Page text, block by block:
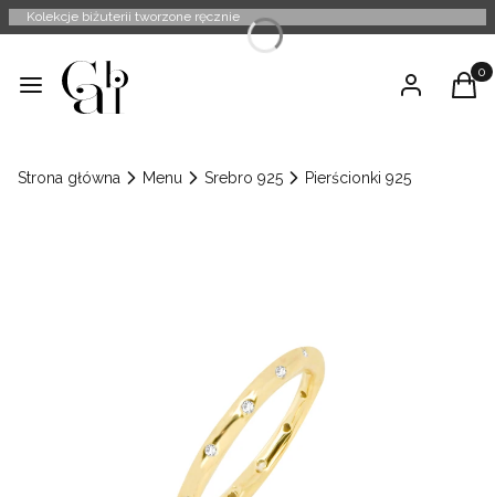
Kolekcje biżuterii tworzone ręcznie
Menu Zaloguj się
Strona główna Menu Srebro 925 Pierścionki 925